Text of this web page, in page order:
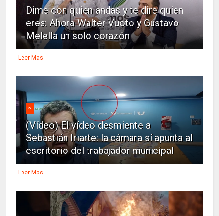
Dime con quien andas y te dire quien
eres: Ahora Walter Vuoto y Gustavo
Melella un solo corazón
Leer Mas
5
(Vídeo) El vídeo desmiente a
Sebastián Iriarte: la cámara sí apunta al
escritorio del trabajador municipal
Leer Mas